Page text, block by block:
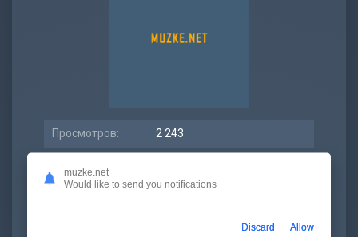
Просмотров: 2 243
Размер: 5.61 МБ
muzke.net
Would like to send you notifications
Discard Allow